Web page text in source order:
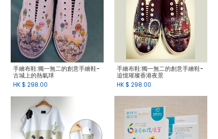
手繪布鞋:獨一無二的創意手繪鞋-
古城上的熱氣球
HK $ 298.00
手繪布鞋:獨一無二的創意手繪鞋-
追憶璀璨香港夜景
HK $ 298.00